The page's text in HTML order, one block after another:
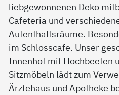
liebgewonnenen Deko
Cafeteria und
Aufenthaltsräume.
im Schlosscafe. Unser
Innenhof mit Hochbeeten
Sitzmöbeln lädt zum
Ärztehaus und Apotheke